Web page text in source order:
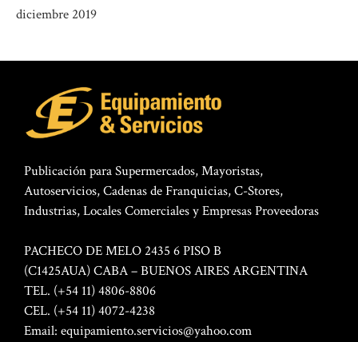
diciembre 2019
Publicación para Supermercados, Mayoristas,
Autoservicios, Cadenas de Franquicias, C-Stores,
Industrias, Locales Comerciales y Empresas Proveedoras
PACHECO DE MELO 2435 6 PISO B
(C1425AUA) CABA – BUENOS AIRES ARGENTINA
TEL. (+54 11) 4806-8806
CEL. (+54 11) 4072-4238
Email: equipamiento.servicios@yahoo.com